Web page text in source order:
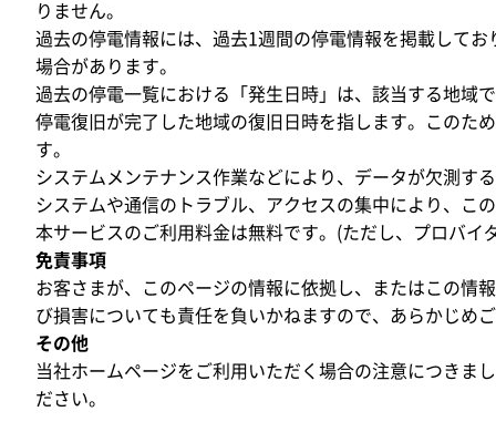
りません。
過去の停電情報には、過去1週間の停電情報を掲載して
場合があります。
過去の停電一覧における「発生日時」は、該当する地域
停電復旧が完了した地域の復旧日時を指します。このた
す。
システムメンテナンス作業などにより、データが欠測す
システムや通信のトラブル、アクセスの集中により、こ
本サービスのご利用料金は無料です。(ただし、プロバ
免責事項
お客さまが、このページの情報に依拠し、またはこの情
び損害についても責任を負いかねますので、あらかじめ
その他
当社ホームページをご利用いただく場合の注意につきま
ださい。